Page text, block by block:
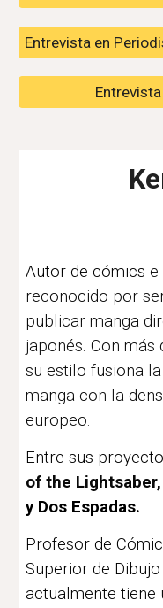
Autor de cómics e
reconocido por
publicar manga
japonés. Con más
su estilo fusiona
manga con la
europeo.
Entre sus
of the
y Dos Espadas.
Profesor de
Superior de
actualmente tiene